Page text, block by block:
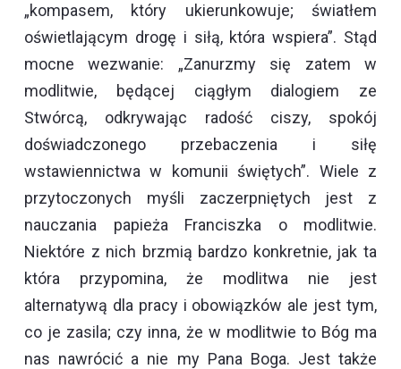
„kompasem, który ukierunkowuje; światłem
oświetlającym drogę i siłą, która wspiera”. Stąd
mocne wezwanie: „Zanurzmy się zatem w
modlitwie, będącej ciągłym dialogiem ze
Stwórcą, odkrywając radość ciszy, spokój
doświadczonego przebaczenia i siłę
wstawiennictwa w komunii świętych”. Wiele z
przytoczonych myśli zaczerpniętych jest z
nauczania papieża Franciszka o modlitwie.
Niektóre z nich brzmią bardzo konkretnie, jak ta
która przypomina, że modlitwa nie jest
alternatywą dla pracy i obowiązków ale jest tym,
co je zasila; czy inna, że w modlitwie to Bóg ma
nas nawrócić a nie my Pana Boga. Jest także